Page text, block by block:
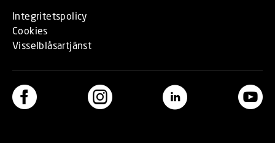
Integritetspolicy
Cookies
Visselblåsartjänst